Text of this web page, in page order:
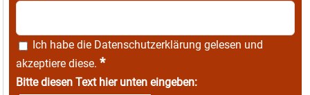
Ich habe die Datenschutzerklärung gelesen und
akzeptiere diese. *
Bitte diesen Text hier unten eingeben: